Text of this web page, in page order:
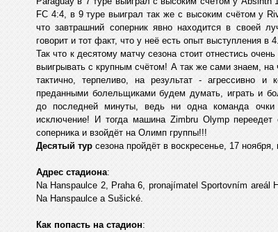
FC 4:4, в 9 туре выиграл так же с высоким счётом у
что завтрашний соперник явно находится в своей
говорит и тот факт, что у неё есть опыт выступления в
Так что к десятому матчу сезона стоит отнестись
выигрывать с крупным счётом! А так же сами знаем,
тактично, терпеливо, на результат - агрессивно
преданными болельщиками будем думать, играть и
до последней минуты, ведь ни одна команда
исключение! И тогда машина Zimbru Olymp
соперника и взойдёт на Олимп группы!!!
Десятый тур сезона пройдёт в воскресенье, 17
Адрес стадиона:
Na Hanspaulce 2, Praha 6, pronajímatel Sportovním
Na Hanspaulce a Sušické.
Как попасть на стадион: